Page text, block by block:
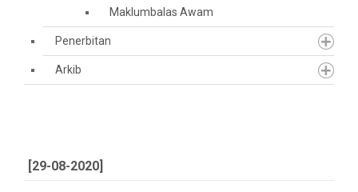
Maklumbalas Awam
Penerbitan
Arkib
[29-08-2020]